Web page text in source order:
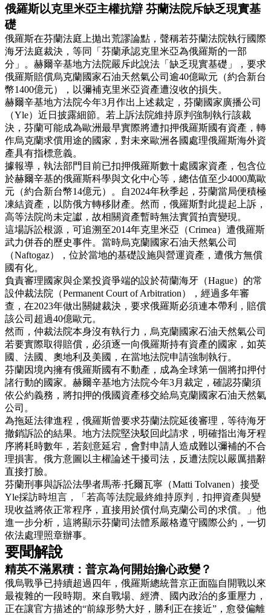
俄羅斯以克里米亞主權抗辯 芬蘭法院斥缺乏現實基
礎
俄羅斯在芬蘭法庭上拋出荒謬論點，聲稱若芬蘭法院執行國際
海牙法庭裁決，等同「芬蘭承認克里米亞為俄羅斯的一部
分」。赫爾辛基地方法院嚴斥此說法「缺乏現實基礎」，要求
俄羅斯賠償烏克蘭國家石油天然氣公司逾40億歐元（約合新台
幣1400億元），以彌補克里米亞資產遭沒收的損失。
赫爾辛基地方法院今年3月作出上述裁定，芬蘭國家廣播公司
（Yle）近日披露細節。若上訴法院維持原判強制執行該裁
決，芬蘭可能成為歐洲最早實際將遭扣押俄羅斯國有資產，轉
作烏克蘭求償用途的國家，對未來歐洲各國處理俄羅斯海外資
產具有指標意義。
據報導，執法部門目前已扣押俄羅斯數十處國家資產，包含位
於赫爾辛基的俄羅斯科學與文化中心等，總估值至少4000萬歐
元（約合新台幣14億元）。自2024年秋季起，芬蘭當局便積極
凍結資產，以防俄方轉移財產。然而，俄羅斯對此提起上訴，
高等法院尚未定讞，故相關資產暫時無法實質拍賣變現。
這場訴訟根源，可追溯至2014年克里米亞（Crimea）遭俄羅斯
武力併吞的歷史事件。當時烏克蘭國家石油天然氣公司
（Naftogaz），位於當地的基礎設施與營運資產，遭俄方無償
國有化。
負責審理國家與企業投資爭端的設於荷蘭海牙（Hague）的常
設仲裁法院（Permanent Court of Arbitration），經過多年審
查，在2023年做出關鍵裁決，要求俄羅斯必須連本帶利，賠償
該公司超過40億歐元。
然而，仲裁法院本身沒有執行力，烏克蘭國家石油天然氣公司
若要實際取得賠償，必須逐一向俄羅斯持有資產的國家，如英
國、法國、奧地利及美國，在當地法院申請強制執行。
芬蘭因境內擁有俄羅斯國有不動產，成為全球第一個將扣押付
諸行動的國家。赫爾辛基地方法院今年3月裁定，確認芬蘭須
依公約義務，將扣押的俄國資產移交給烏克蘭國家石油天然氣
公司。
為拖延法律進程，俄羅斯曾要求芬蘭法院延後審理，等待海牙
撤銷訴訟的結果。地方法院堅決駁回此請求，明確指出海牙程
序將耗時數年，若刻意延宕，會對申請人造成難以彌補的不合
理損害。俄方意圖以主權論述干擾司法，反遭法院以嚴厲措辭
直接打臉。
芬蘭刑事與訴訟法學者馬蒂·托爾瓦寧（Matti Tolvanen）接受
Yle採訪時坦言，「若高等法院最終維持原判，扣押資產與變
現收益將依正常程序，直接用於償付烏克蘭公司的求償。」他
進一步分析，這將顯示芬蘭司法體系嚴格遵守國際公約，一切
依法處理照章辦事。
要聞解說
精英不滿累積：普京為何開始擔心政變？
俄烏戰爭已持續超過四年，俄羅斯總統普京正面臨自開戰以來
最複雜的一段時期。來自戰場、經濟、國內政治的多重壓力，
正在讓官方描述的“前線形勢大好，勝利正在接近”，愈發偏離